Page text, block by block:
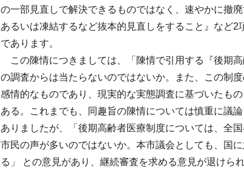
の一部見直しで解決できるものではなく、速やかに撤
あるいは凍結するなど抜本的見直しをすること』など
であります。
この陳情につきましては、「陳情で引用する『後期
の調査からは当たらないのではないか。また、この制
感情的なものであり、現実的な実態調査に基づいたも
ある。これまでも、同趣旨の陳情については慎重に議
ありましたが、「後期高齢者医療制度については、全
市民の声が多いのではないか。本市議会としても、国
る」 との意見があり、継続審査を求める意見が退けら